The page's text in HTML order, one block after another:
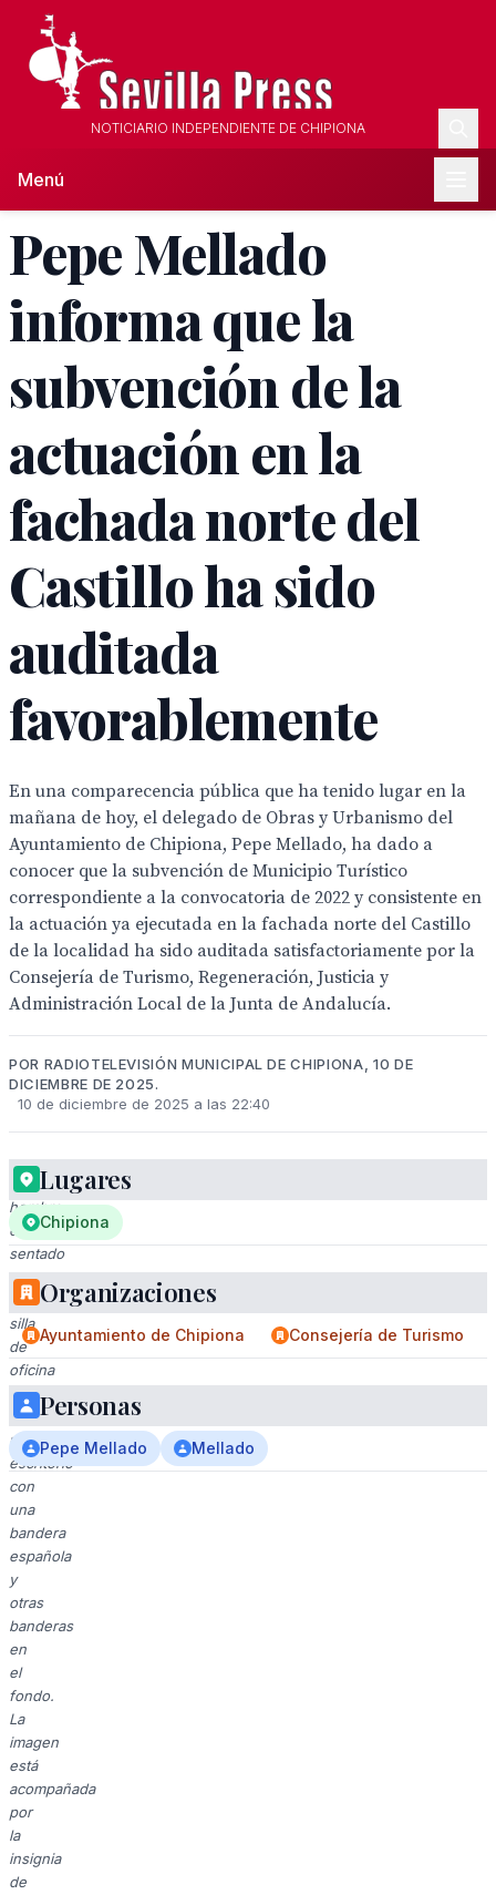
NOTICIARIO INDEPENDIENTE DE CHIPIONA
Menú
Pepe Mellado
informa que la
subvención de la
actuación en la
fachada norte del
Castillo ha sido
auditada
favorablemente
En una comparecencia pública que ha tenido lugar en la
mañana de hoy, el delegado de Obras y Urbanismo del
Ayuntamiento de Chipiona, Pepe Mellado, ha dado a
conocer que la subvención de Municipio Turístico
correspondiente a la convocatoria de 2022 y consistente en
la actuación ya ejecutada en la fachada norte del Castillo
de la localidad ha sido auditada satisfactoriamente por la
Consejería de Turismo, Regeneración, Justicia y
Administración Local de la Junta de Andalucía.
POR RADIOTELEVISIÓN MUNICIPAL DE CHIPIONA, 10 DE
DICIEMBRE DE 2025.
10 de diciembre de 2025 a las 22:40
El
hombre
está
sentado
en
una
silla
de
oficina
frente
a
un
escritorio
con
una
bandera
española
y
otras
banderas
en
el
fondo.
La
imagen
está
acompañada
por
la
insignia
de
Lugares
Chipiona
Organizaciones
Ayuntamiento de Chipiona Consejería de Turismo
Personas
Pepe Mellado Mellado